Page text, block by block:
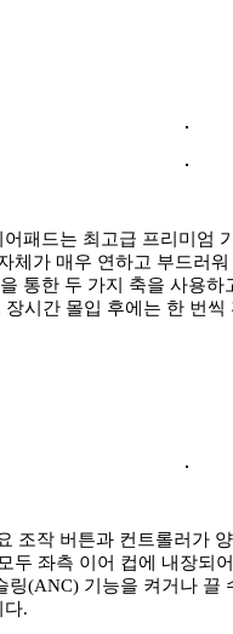
패드는 최고급 프리미엄
체가 매우 연하고 부드러
통한 두 가지 축을 사용
시간 몰입 후에는 한 번
조작 버튼과 컨트롤러가
두 좌측 이어 컵에 내장되
(ANC) 기능을 켜거나
다.